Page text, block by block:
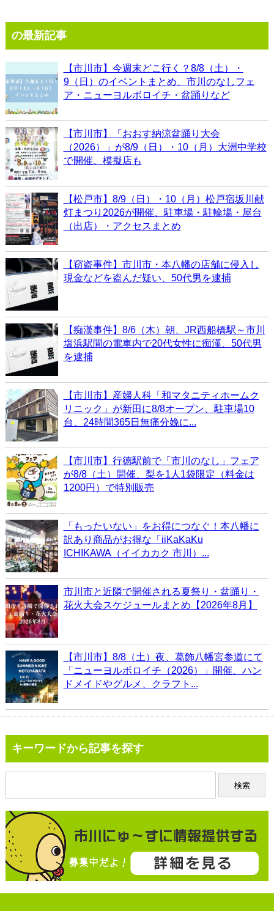
の最新記事
【市川市】今週末どこ行く？8/8（土）・
9（日）のイベントまとめ、市川のなしフェ
ア・ニューヨルボロイチ・盆踊りなど
【市川市】「おおす納涼盆踊り大会
（2026）」が8/9（日）・10（月）大洲中学校
で開催、模擬店も
【松戸市】8/9（日）・10（月）松戸宿坂川献
灯まつり2026が開催、駐車場・駐輪場・屋台
（出店）・アクセスまとめ
【窃盗事件】市川市・本八幡の店舗に侵入し
現金などを盗んだ疑い、50代男を逮捕
【痴漢事件】8/6（木）朝、JR西船橋駅～市川
塩浜駅間の電車内で20代女性に痴漢、50代男
を逮捕
【市川市】産婦人科「和マタニティホームク
リニック」が新田に8/8オープン、駐車場10
台、24時間365日無痛分娩に...
【市川市】行徳駅前で「市川のなし」フェア
が8/8（土）開催、梨を1人1袋限定（料金は
1200円）で特別販売
「もったいない」をお得につなぐ！本八幡に
訳あり商品がお得な「iiKaKaKu
ICHIKAWA（イイカカク 市川）...
市川市と近隣で開催される夏祭り・盆踊り・
花火大会スケジュールまとめ【2026年8月】
【市川市】8/8（土）夜、葛飾八幡宮参道にて
「ニューヨルボロイチ（2026）」開催、ハン
ドメイドやグルメ、クラフト...
キーワードから記事を探す